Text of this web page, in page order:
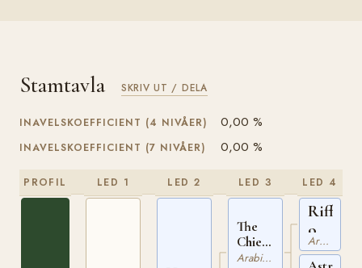
Stamtavla SKRIV UT / DELA
INAVELSKOEFFICIENT (4 NIVÅER) 0,00 %
INAVELSKOEFFICIENT (7 NIVÅER) 0,00 %
PROFIL LED 1 LED 2 LED 3
The
Chief
ox
Arabiskt Fullblod
LED 4
Riffal
ox
GSB
Arabiskt Fullblod